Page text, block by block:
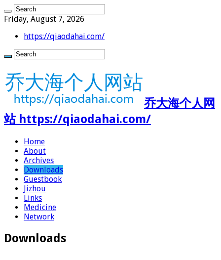
Friday, August 7, 2026
https://qiaodahai.com/
乔大海个人网
站 https://qiaodahai.com/
Home
About
Archives
Downloads
Guestbook
Jizhou
Links
Medicine
Network
Downloads